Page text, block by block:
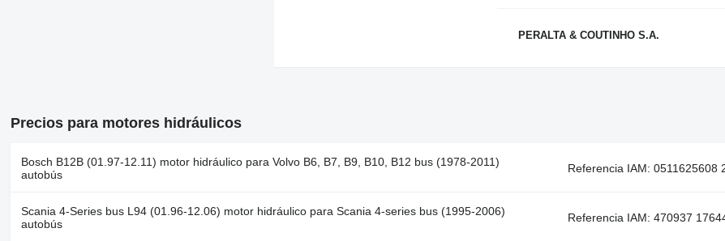
PERALTA & COUTINHO S.A.
Precios para motores hidráulicos
Bosch B12B (01.97-12.11) motor hidráulico para Volvo B6, B7, B9, B10, B12 bus (1978-2011)
autobús
Referencia IAM: 0511625608
Scania 4-Series bus L94 (01.96-12.06) motor hidráulico para Scania 4-series bus (1995-2006)
autobús
Referencia IAM: 470937